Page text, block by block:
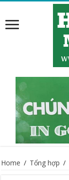
Home / Tổng hợp /